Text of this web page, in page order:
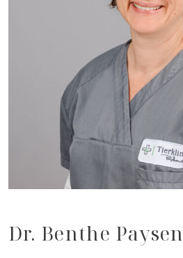
Dr. Benthe Paysen